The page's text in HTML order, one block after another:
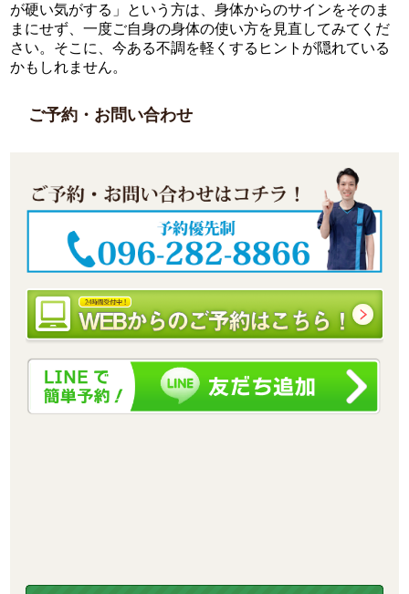
が硬い気がする」という方は、身体からのサインをそのま
まにせず、一度ご自身の身体の使い方を見直してみてくだ
さい。そこに、今ある不調を軽くするヒントが隠れている
かもしれません。
ご予約・お問い合わせ